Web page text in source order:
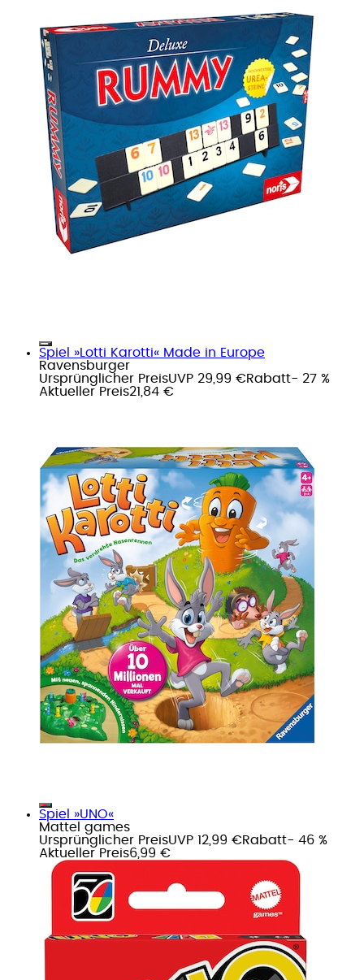
Spiel »Lotti Karotti« Made in Europe
Ravensburger
Ursprünglicher PreisUVP 29,99 €Rabatt- 27 %
Aktueller Preis21,84 €
Spiel »UNO«
Mattel games
Ursprünglicher PreisUVP 12,99 €Rabatt- 46 %
Aktueller Preis6,99 €